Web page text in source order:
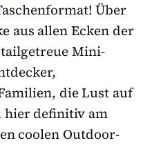
Über
aus allen Ecken der
Mini-
die Lust auf
hier definitiv am
coolen Outdoor-